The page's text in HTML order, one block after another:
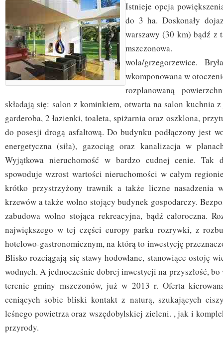
Istnieje opcja
do 3 ha. Doskonały
warszawy (30 km) bądź z
mszczonowa.
wola/grzegorzewice.
wkomponowana w
rozplanowaną
składają się: salon z kominkiem, otwarta na salon kuchnia
garderoba, 2 łazienki, toaleta, spiżarnia oraz oszklona,
do posesji drogą asfaltową. Do budynku podłączony jest
energetyczna (siła), gazociąg oraz kanalizacja w
Wyjątkowa nieruchomość w bardzo cudnej cenie. Tak
spowoduje wzrost wartości nieruchomości w całym
krótko przystrzyżony trawnik a także liczne nasadzenia
krzewów a także wolno stojący budynek gospodarczy.
zabudowa wolno stojąca rekreacyjna, bądź całoroczna.
największego w tej części europy parku rozrywki, z
hotelowo-gastronomicznym, na którą to inwestycję
Blisko rozciągają się stawy hodowlane, stanowiące ostoję
wodnych. A jednocześnie dobrej inwestycji na przyszłość,
terenie gminy mszczonów, już w 2013 r. Oferta
ceniących sobie bliski kontakt z naturą, szukających
leśnego powietrza oraz wszędobylskiej zieleni. , jak i
przyrody.